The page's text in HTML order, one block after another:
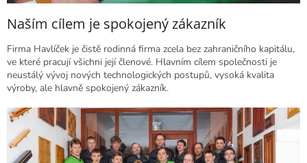
Naším cílem je spokojený zákazník
Firma Havlíček je čistě rodinná firma zcela bez zahraničního kapitálu,
ve které pracují všichni její členové. Hlavním cílem společnosti je
neustálý vývoj nových technologických postupů, vysoká kvalita
výroby, ale hlavně spokojený zákazník.